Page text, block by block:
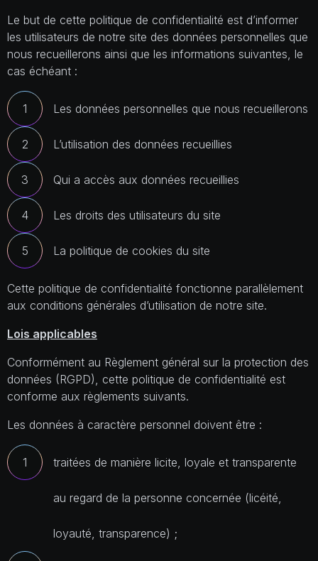
Le but de cette politique de confidentialité est d’informer
les utilisateurs de notre site des données personnelles que
nous recueillerons ainsi que les informations suivantes, le
cas échéant :
Les données personnelles que nous recueillerons
L’utilisation des données recueillies
Qui a accès aux données recueillies
Les droits des utilisateurs du site
La politique de cookies du site
Cette politique de confidentialité fonctionne parallèlement
aux conditions générales d’utilisation de notre site.
Lois applicables
Conformément au Règlement général sur la protection des
données (RGPD), cette politique de confidentialité est
conforme aux règlements suivants.
Les données à caractère personnel doivent être :
traitées de manière licite, loyale et transparente
au regard de la personne concernée (licéité,
loyauté, transparence) ;